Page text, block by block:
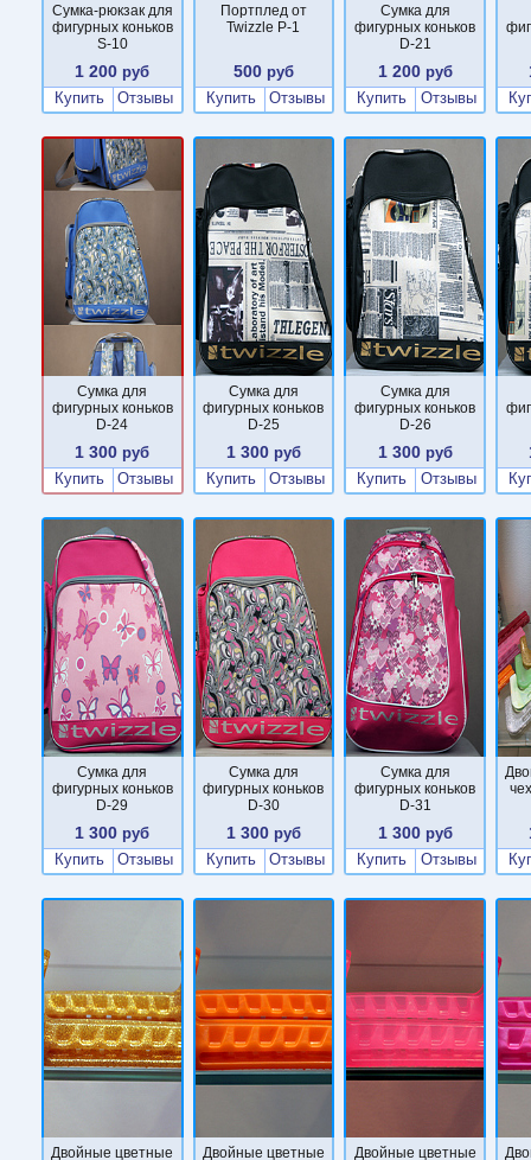
Сумка-рюкзак для
фигурных коньков
S-10
1 200 руб
Купить
Отзывы
Портплед от
Twizzle P-1
500 руб
Купить
Отзывы
Сумка для
фигурных коньков
D-21
1 200руб
Купить
Отзывы
Сумка для
фигурных коньков
D-24
1 300 руб
Купить
Отзывы
Сумка для
фигурных коньков
D-25
1 300 руб
Купить
Отзывы
Сумка для
фигурных коньков
D-26
1 300руб
Купить
Отзывы
Сумка для
фигурных коньков
D-29
1 300 руб
Купить
Отзывы
Сумка для
фигурных коньков
D-30
1 300 руб
Купить
Отзывы
Сумка для
фигурных коньков
D-31
1 300руб
Купить
Отзывы
Двойные цветные
Двойные цветные
Двойные цветные